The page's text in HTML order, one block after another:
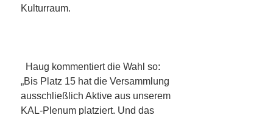
Kulturraum.
Haug kommentiert die Wahl so:
„Bis Platz 15 hat die Versammlung
ausschließlich Aktive aus unserem
KAL-Plenum platziert. Und das